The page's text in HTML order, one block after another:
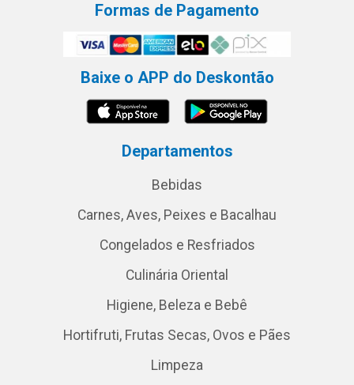
Formas de Pagamento
Baixe o APP do Deskontão
Departamentos
Bebidas
Carnes, Aves, Peixes e Bacalhau
Congelados e Resfriados
Culinária Oriental
Higiene, Beleza e Bebê
Hortifruti, Frutas Secas, Ovos e Pães
Limpeza